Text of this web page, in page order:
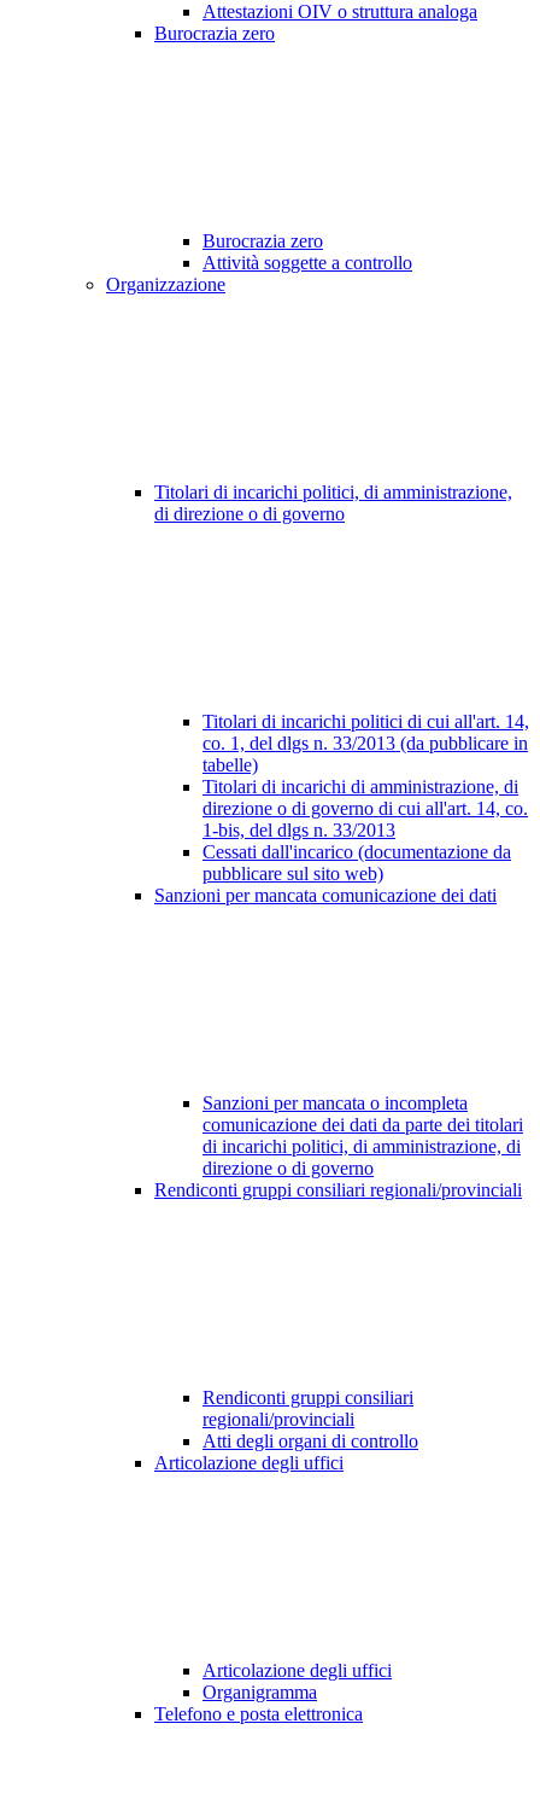
Attestazioni OIV o struttura analoga
Burocrazia zero
Burocrazia zero
Attività soggette a controllo
Organizzazione
Titolari di incarichi politici, di amministrazione,
di direzione o di governo
Titolari di incarichi politici di cui all'art. 14,
co. 1, del dlgs n. 33/2013 (da pubblicare in
tabelle)
Titolari di incarichi di amministrazione, di
direzione o di governo di cui all'art. 14, co.
1-bis, del dlgs n. 33/2013
Cessati dall'incarico (documentazione da
pubblicare sul sito web)
Sanzioni per mancata comunicazione dei dati
Sanzioni per mancata o incompleta
comunicazione dei dati da parte dei titolari
di incarichi politici, di amministrazione, di
direzione o di governo
Rendiconti gruppi consiliari regionali/provinciali
Rendiconti gruppi consiliari
regionali/provinciali
Atti degli organi di controllo
Articolazione degli uffici
Articolazione degli uffici
Organigramma
Telefono e posta elettronica